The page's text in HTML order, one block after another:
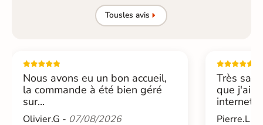
Tousles avis
Nous avons eu un bon accueil,
la commande à été bien géré
sur...
Olivier.G - 07/08/2026
Très
que j'ai
internet....
Pierre.L -